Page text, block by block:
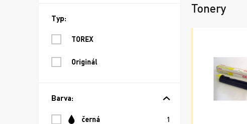
Typ:
TOREX
Originál
Barva:
černá 1
Tonery